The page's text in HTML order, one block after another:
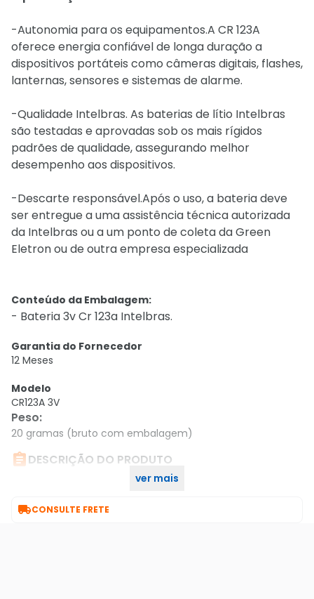
-Autonomia para os equipamentos.A CR 123A
oferece energia confiável de longa duração a
dispositivos portáteis como câmeras digitais, flashes,
lanternas, sensores e sistemas de alarme.
-Qualidade Intelbras. As baterias de lítio Intelbras
são testadas e aprovadas sob os mais rígidos
padrões de qualidade, assegurando melhor
desempenho aos dispositivos.
-Descarte responsável.Após o uso, a bateria deve
ser entregue a uma assistência técnica autorizada
da Intelbras ou a um ponto de coleta da Green
Eletron ou de outra empresa especializada
Conteúdo da Embalagem:
- Bateria 3v Cr 123a Intelbras.
Garantia do Fornecedor
12 Meses
Modelo
CR123A 3V
Peso:
20 gramas (bruto com embalagem)
DESCRIÇÃO DO PRODUTO
ver mais
CONSULTE FRETE